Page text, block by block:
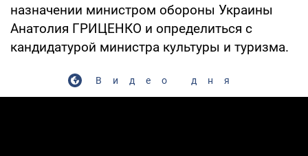
назначении министром обороны Украины
Анатолия ГРИЦЕНКО и определиться с
кандидатурой министра культуры и туризма.
Видео дня